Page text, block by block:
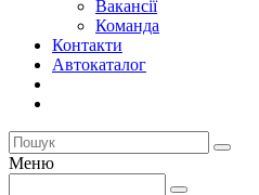
Вакансії
Команда
Контакти
Автокаталог
Меню